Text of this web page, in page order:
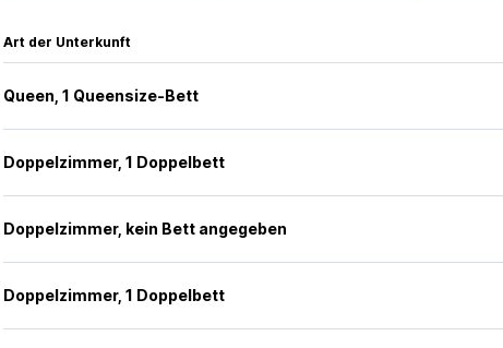
Art der Unterkunft
Queen, 1 Queensize-Bett
Doppelzimmer, 1 Doppelbett
Doppelzimmer, kein Bett angegeben
Doppelzimmer, 1 Doppelbett